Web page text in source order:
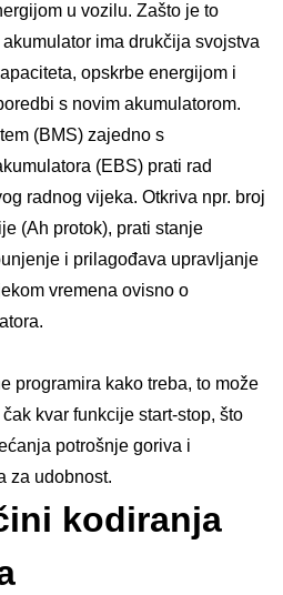
u vozilu. Zašto je to
ima drukčija svojstva
opskrbe energijom i
s novim akumulatorom.
(BMS) zajedno s
(EBS) prati rad
radnog vijeka. Otkriva npr. broj
(Ah protok), prati stanje
i prilagođava upravljanje
vremena ovisno o
programira kako treba, to može
kvar funkcije start-stop, što
potrošnje goriva i
za udobnost.
kodiranja